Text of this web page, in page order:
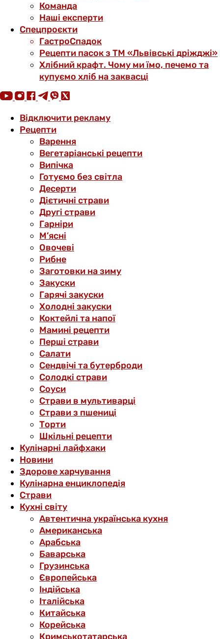
Команда
Наші експерти
Спецпроєкти
ГастроСпадок
Рецепти пасок з ТМ «Львівські дріжджі»
Хлібний крафт. Чому ми їмо, печемо та
купуємо хліб на заквасці
Відключити рекламу
Рецепти
Варення
Вегетаріанські рецепти
Випічка
Готуємо без світла
Десерти
Дієтичні страви
Другі страви
Гарніри
М’ясні
Овочеві
Рибне
Заготовки на зиму
Закуски
Гарячі закуски
Холодні закуски
Коктейлі та напої
Мамині рецепти
Перші страви
Салати
Сендвічі та бутерброди
Солодкі страви
Соуси
Страви в мультиварці
Страви з пшениці
Торти
Шкільні рецепти
Кулінарні лайфхаки
Новини
Здорове харчування
Кулінарна енциклопедія
Страви
Кухні світу
Автентична українська кухня
Американська
Арабська
Баварська
Грузинська
Європейська
Індійська
Італійська
Китайська
Корейська
Кримськотатарська